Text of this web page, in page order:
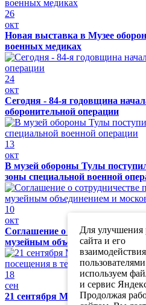
26
окт
Новая выставка в Музее
военных медиках
24
окт
Сегодня - 84-я годовщина
оборонительной операции
13
окт
В музей обороны Тулы
зоны специальной военной
10
окт
Соглашение о сотрудничестве
музейным объединением и
18
сен
21 сентября Музей обороны
Для улучшения
сайта и его
используем
и сервис
Продолжая